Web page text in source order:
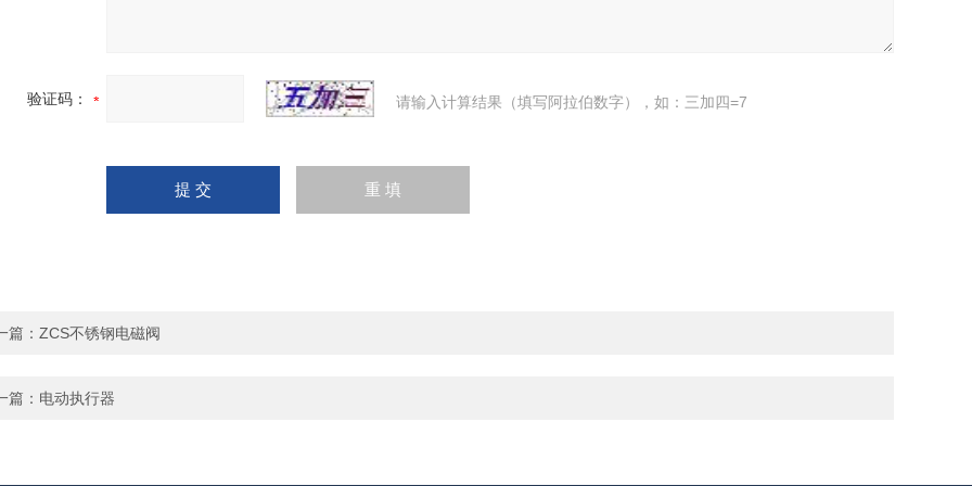
验证码： 请输入计算结果（填写阿拉伯数字），如：三加四=7
篇： ZCS不锈钢电磁阀
篇： 电动执行器